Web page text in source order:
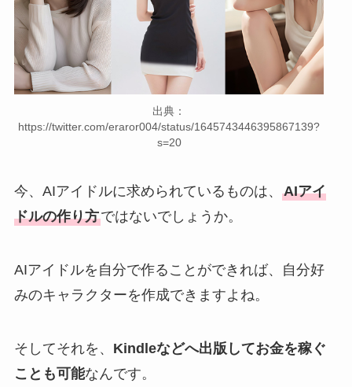
出典：
https://twitter.com/eraror004/status/1645743446395867139?
s=20
今、AIアイドルに求められているものは、 AIアイ
ドルの作り方ではないでしょうか。
AIアイドルを自分で作ることができれば、自分好
みのキャラクターを作成できますよね。
そしてそれを、 Kindleなどへ出版してお金を稼ぐ
ことも可能なんです。